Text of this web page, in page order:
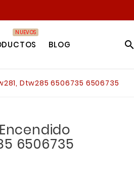
NUEVOS
BLOG 
Dtw285 6506735 6506735
6506735